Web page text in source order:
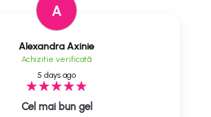
A
Alexandra Axinie
Achizitie verificată
5 days ago
Cel mai bun gel